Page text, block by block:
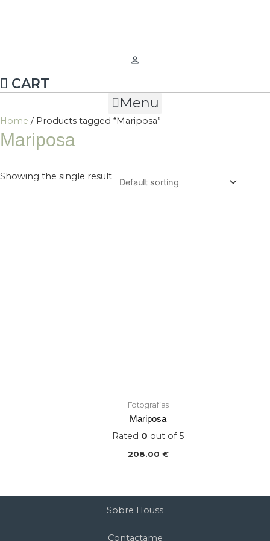
CART
Menu
Home / Products tagged “Mariposa”
Mariposa
Showing the single result
Fotografías
Mariposa
Rated 0 out of 5
208.00 €
Sobre Hoüss
Contactame